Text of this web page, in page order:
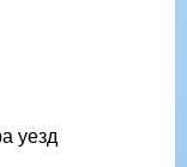
уезд